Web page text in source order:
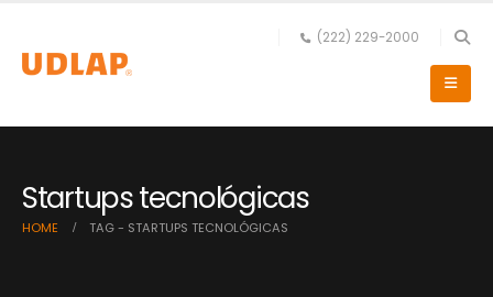
(222) 229-2000
Startups tecnológicas
HOME TAG - STARTUPS TECNOLÓGICAS